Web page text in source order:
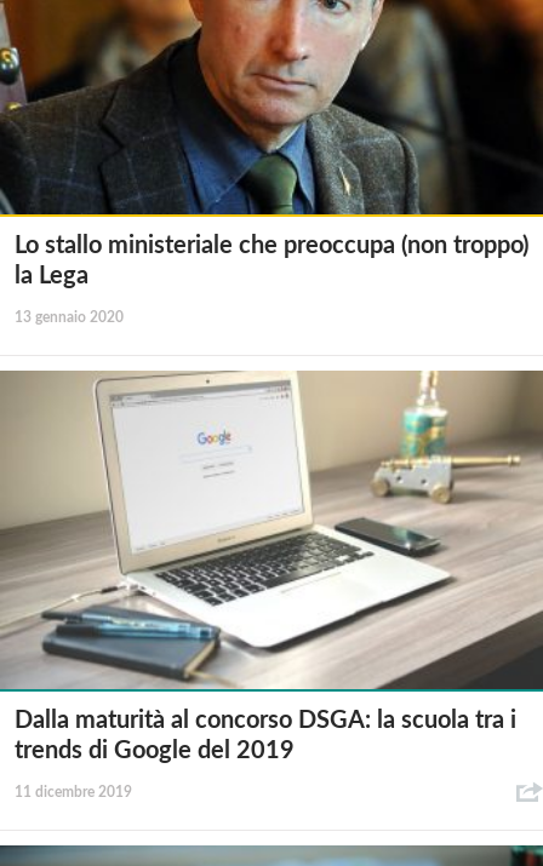
Lo stallo ministeriale che preoccupa (non troppo)
la Lega
13 gennaio 2020
Dalla maturità al concorso DSGA: la scuola tra i
trends di Google del 2019
11 dicembre 2019